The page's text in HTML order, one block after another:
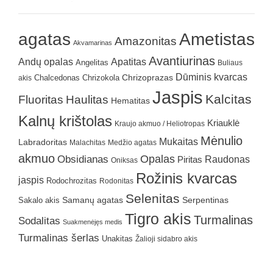
agatas Akvamarinas Amazonitas Ametistas
Andų opalas Angelitas Apatitas Avantiurinas Buliaus
akis Chalcedonas Chrizokola Chrizoprazas Dūminis kvarcas
Fluoritas Haulitas Hematitas Jaspis Kalcitas
Kalnų krištolas Kraujo akmuo / Heliotropas Kriauklė
Labradoritas Malachitas Medžio agatas Mukaitas Mėnulio
akmuo Obsidianas Oniksas Opalas Piritas Raudonas
jaspis Rodochrozitas Rodonitas Rožinis kvarcas
Sakalo akis Samanų agatas Selenitas Serpentinas
Sodalitas Suakmenėjęs medis Tigro akis Turmalinas
Turmalinas šerlas Unakitas Žalioji sidabro akis